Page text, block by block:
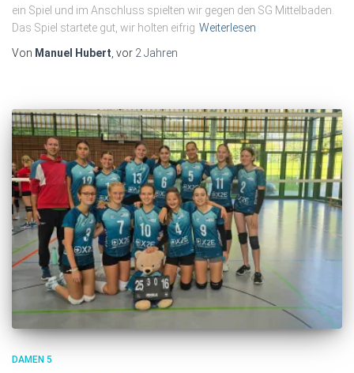
ein Spiel und im Anschluss spielten wir gegen den SG Mittelbaden.
Das Spiel startete gut, wir holten eifrig Weiterlesen
Von Manuel Hubert , vor 2 Jahren
DAMEN 5